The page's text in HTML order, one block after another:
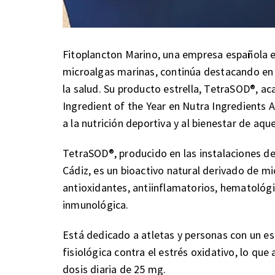
Fitoplancton Marino, una empresa
microalgas marinas, continúa destacando
la salud. Su producto estrella, TetraSOD®,
Ingredient of the Year en Nutra Ingredients
a la nutrición deportiva y al bienestar de
TetraSOD®, producido en las instalaciones
Cádiz, es un bioactivo natural derivado de
antioxidantes, antiinflamatorios,
inmunológica.
Está dedicado a atletas y personas con un
fisiológica contra el estrés oxidativo, lo que
dosis diaria de 25 mg.